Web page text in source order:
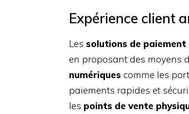
Expérience client
Les solutions de paiement
en proposant des moyens
numériques comme les
paiements rapides et
les points de vente